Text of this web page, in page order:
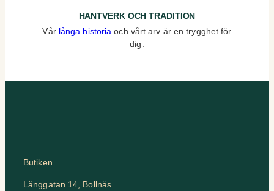
HANTVERK OCH TRADITION
Vår långa historia och vårt arv är en trygghet för
dig.
Butiken
Långgatan 14, Bollnäs